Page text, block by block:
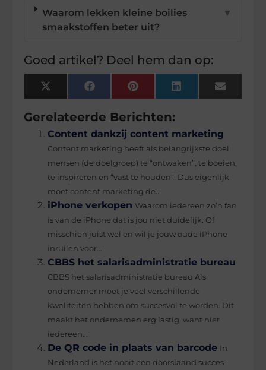
Waarom lekken kleine boilies
smaakstoffen beter uit?
▼
Goed artikel? Deel hem dan op:
X
(Twitter)
FacebookPinterestLinkedInEmail
Gerelateerde Berichten:
Content dankzij content marketing
Content marketing heeft als belangrijkste doel
mensen (de doelgroep) te “ontwaken”, te boeien,
te inspireren en “vast te houden”. Dus eigenlijk
moet content marketing de...
iPhone verkopen Waarom iedereen zo’n fan
is van de iPhone dat is jou niet duidelijk. Of
misschien juist wel en wil je jouw oude iPhone
inruilen voor...
CBBS het salarisadministratie bureau
CBBS het salarisadministratie bureau Als
ondernemer moet je veel verschillende
kwaliteiten hebben om succesvol te worden. Dit
maakt het ondernemen erg lastig, want niet
iedereen...
De QR code in plaats van barcode In
Nederland is het nooit een doorslaand succes